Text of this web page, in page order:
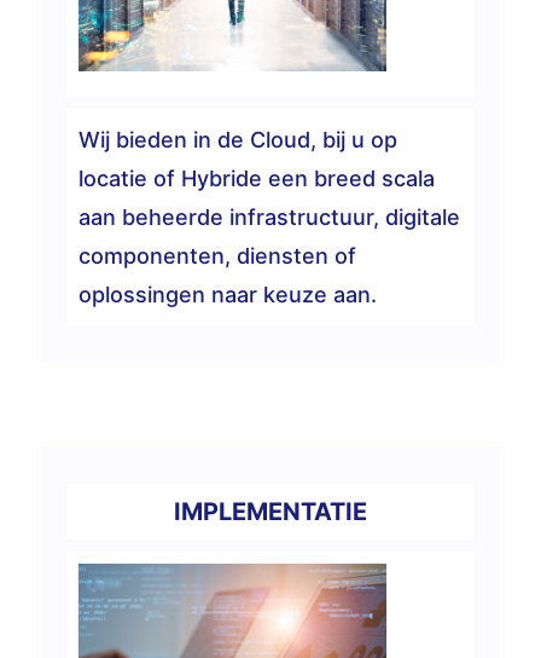
Wij bieden in de Cloud, bij u op
locatie of Hybride een breed scala
aan beheerde infrastructuur, digitale
componenten, diensten of
oplossingen naar keuze aan.
IMPLEMENTATIE